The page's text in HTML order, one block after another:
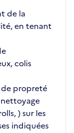
de la
en tenant
colis
propreté
) sur les
indiquées